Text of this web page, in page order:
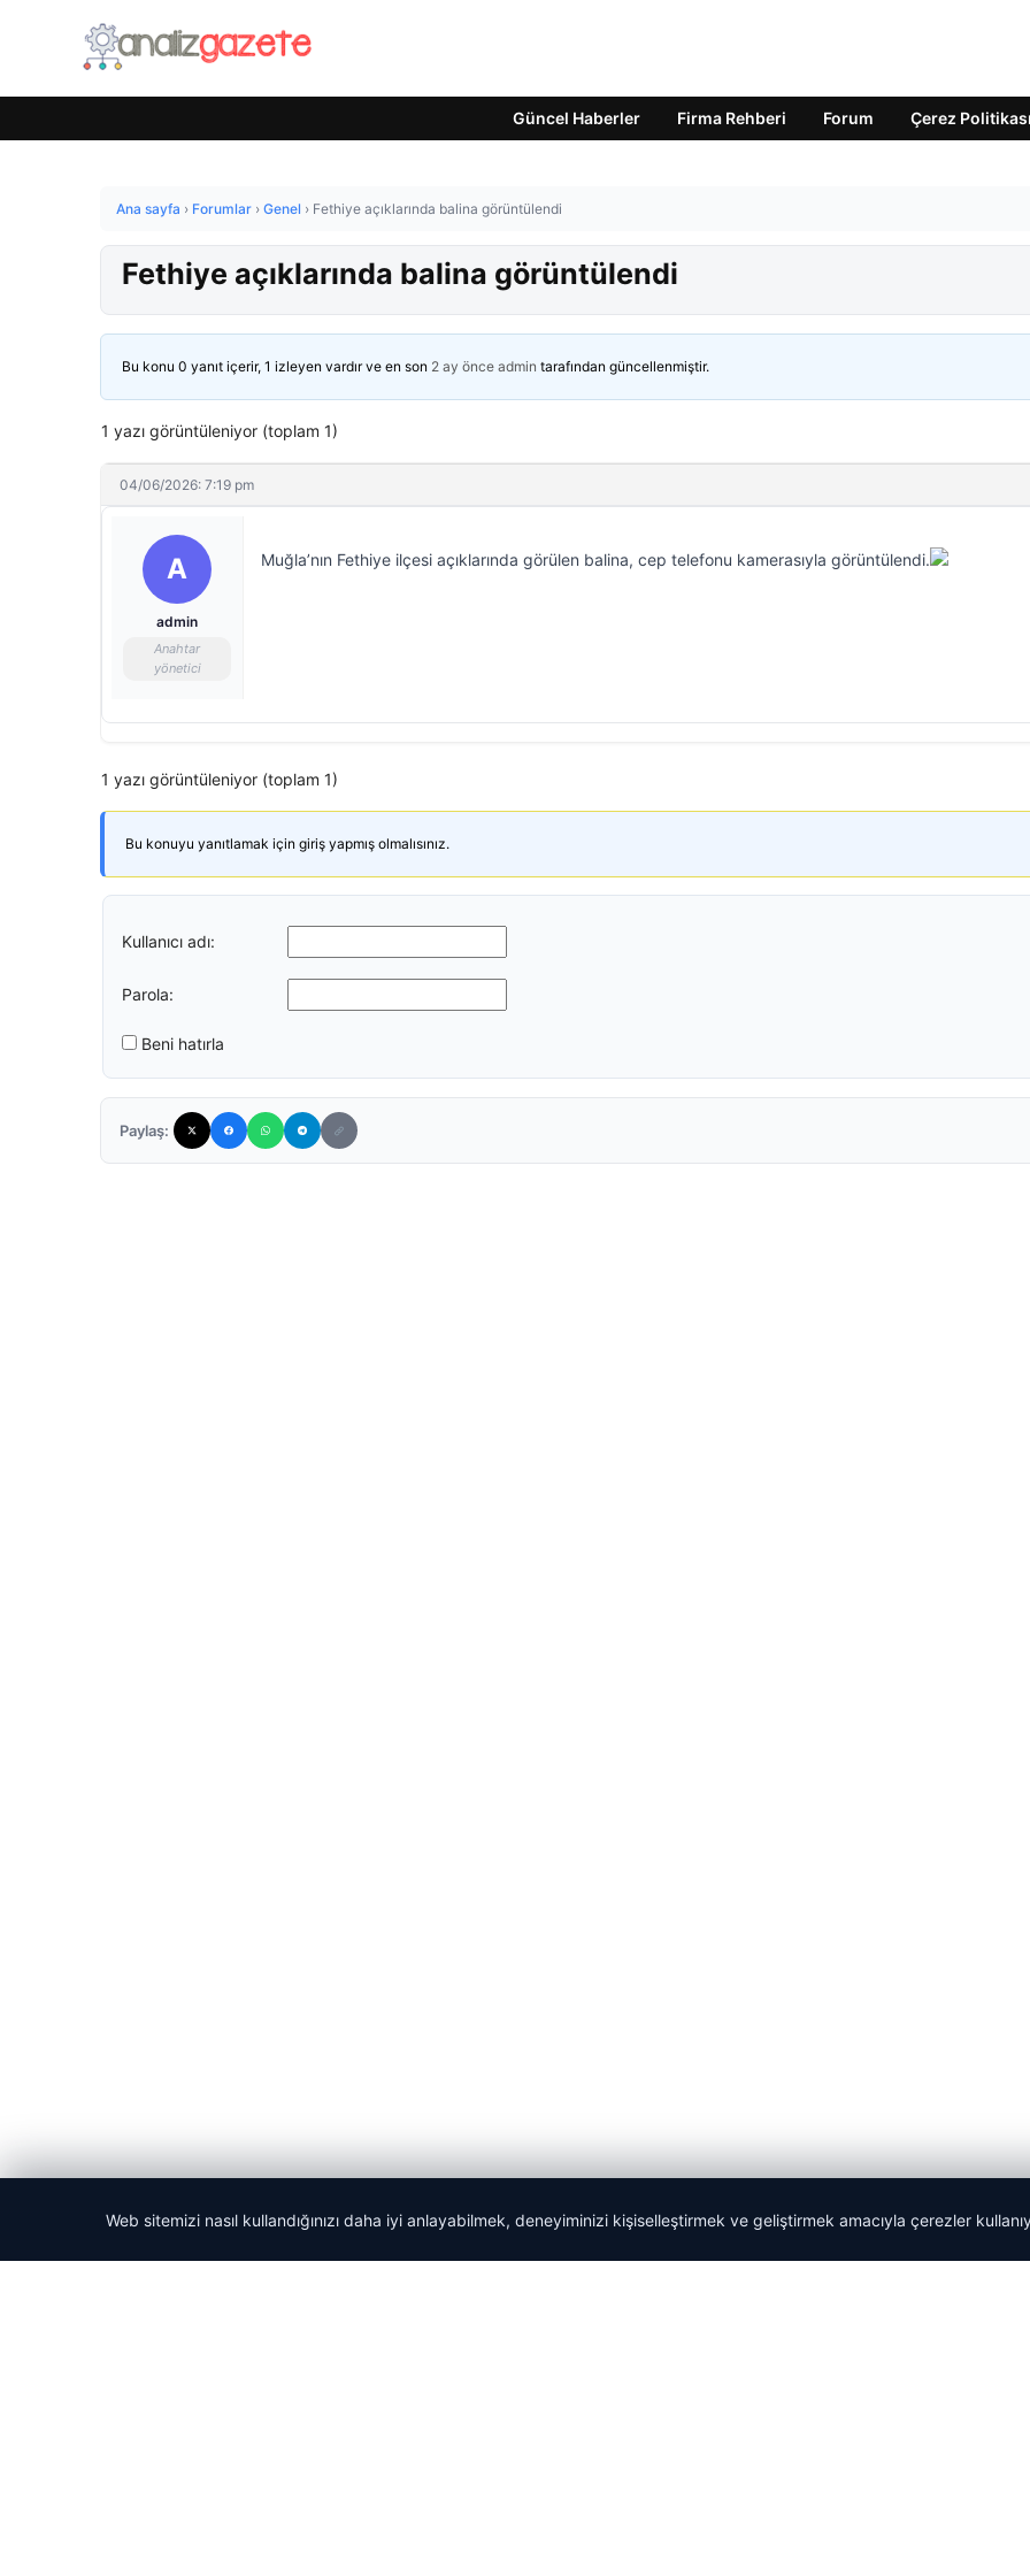
Güncel Haberler Firma Rehberi Forum Çerez Politikası
Ana sayfa › Forumlar › Genel › Fethiye açıklarında balina görüntülendi
Fethiye açıklarında balina görüntülendi
Bu konu 0 yanıt içerir, 1 izleyen vardır ve en son 2 ay önce admin tarafından güncellenmiştir.
1 yazı görüntüleniyor (toplam 1)
04/06/2026: 7:19 pm
A
admin
Anahtar
yönetici
Muğla’nın Fethiye ilçesi açıklarında görülen balina, cep telefonu kamerasıyla görüntülendi.
1 yazı görüntüleniyor (toplam 1)
Bu konuyu yanıtlamak için giriş yapmış olmalısınız.
Kullanıcı adı:
Parola:
Beni hatırla
Paylaş:
Web sitemizi nasıl kullandığınızı daha iyi anlayabilmek, deneyiminizi kişiselleştirmek ve geliştirmek amacıyla çerezler